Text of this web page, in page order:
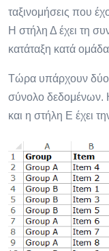
ταξινομήσεις που
Η στήλη Δ έχει τη
κατάταξη κατά
Τώρα υπάρχουν δύο
σύνολο δεδομένων.
και η στήλη Ε έχει